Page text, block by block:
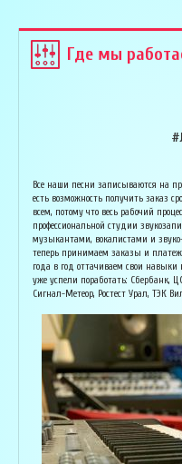
Где мы
Все наши песни записываются на
есть возможность получить заказ
всем, потому что весь рабочий
профессиональной студии
музыкантами, вокалистами и
теперь принимаем заказы и
года в год оттачиваем свои
уже успели поработать: Сбербанк,
Сигнал-Метеор, Ростест Урал, ТЭК
Основатель организации
аранжировки, делает сведение
Может сделать коммерческий
дуэте "Ag Jan", и выступает на
вместе со своими музыкантами,
ютубе! В основном пишет песни
сделает из вашей истории